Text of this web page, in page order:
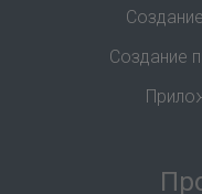
Создание